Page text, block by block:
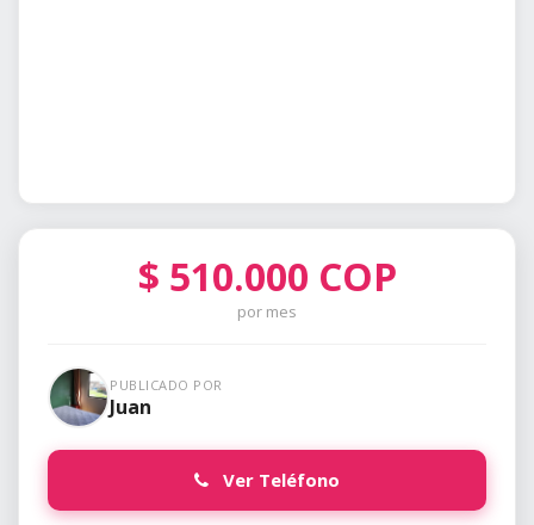
$ 510.000 COP
por mes
PUBLICADO POR
Juan
Ver Teléfono